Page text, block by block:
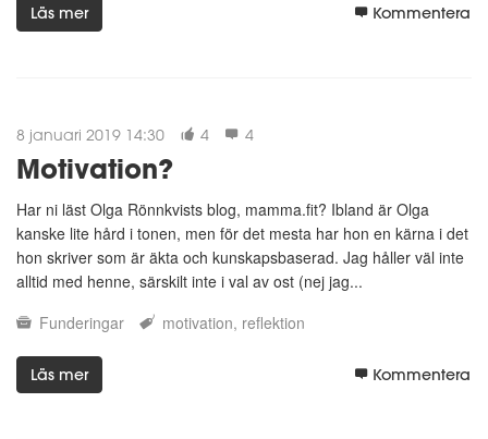
Läs mer Kommentera
8 januari 2019 14:30 4 4
Motivation?
Har ni läst Olga Rönnkvists blog, mamma.fit? Ibland är Olga
kanske lite hård i tonen, men för det mesta har hon en kärna i det
hon skriver som är äkta och kunskapsbaserad. Jag håller väl inte
alltid med henne, särskilt inte i val av ost (nej jag...
Funderingar
motivation reflektion
Läs mer Kommentera